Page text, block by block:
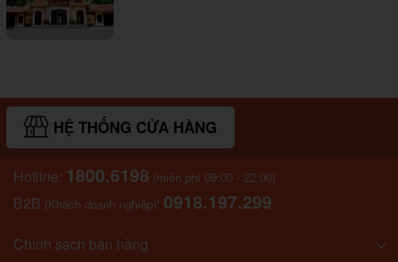
HỆ THỐNG CỬA HÀNG
Hotline: 1800.6198 (miễn phí 09:00 - 22:00)
B2B (Khách doanh nghiệp): 0918.197.299
Chính sách bán hàng